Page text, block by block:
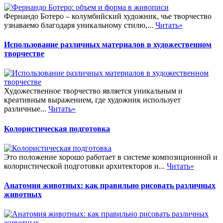
Фернандо Ботеро – колумбийский художник, чье творчество
узнаваемо благодаря уникальному стилю,... Читать»
Использование различных материалов в художественном
творчестве
Художественное творчество является уникальным и
креативным выражением, где художник использует
различные... Читать»
Колористическая подготовка
Это положение хорошо работает в системе композиционной и
колористической подготовки архитекторов и... Читать»
Анатомия животных: как правильно рисовать различных
животных